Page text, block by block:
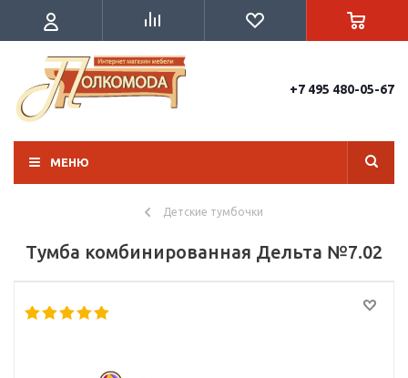
+7 495 480-05-67
МЕНЮ
Детские тумбочки
Тумба комбинированная Дельта №7.02